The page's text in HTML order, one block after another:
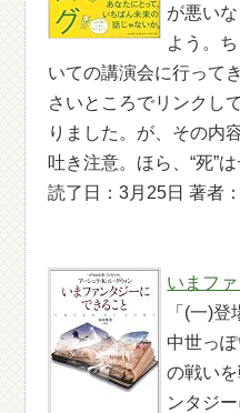
が悪い
よう。
いての講演会に行って
さいところでリンクし
りました。が、その内
吐き注意。ほら、“死”
読了日：3月25日 著者
いまフ
「(一)
中世っ
の戦い
ンタジ